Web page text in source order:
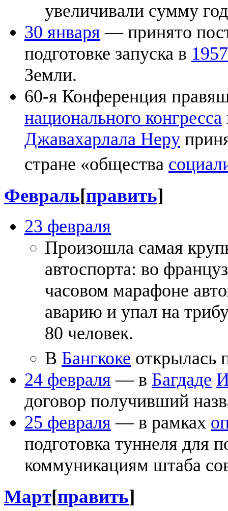
увеличивали сумму
30 января — принято
подготовке запуска в
Земли.
60-я Конференция
национального конгресса
Джавахарлала Неру
стране «общества
Февраль[править]
23 февраля
Произошла самая
автоспорта: во
часовом марафоне
аварию и упал на
80 человек.
В Бангкоке открылась
24 февраля — в Багдаде
договор получивший
25 февраля — в рамках
подготовка туннеля для
коммуникациям штаба
Март[править]